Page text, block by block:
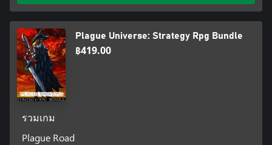
Plague Universe: Strategy Rpg Bundle
฿419.00
รวมเกม
Plague Road